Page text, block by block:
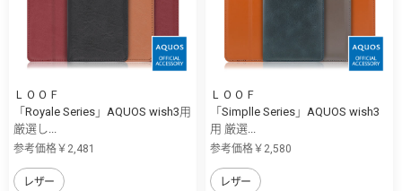
ＬＯＯＦ
「Royale Series」AQUOS wish3用
厳選し...
参考価格￥2,481
レザー
ＬＯＯＦ
「Simplle Series」AQUOS wish3
用 厳選...
参考価格￥2,580
レザー